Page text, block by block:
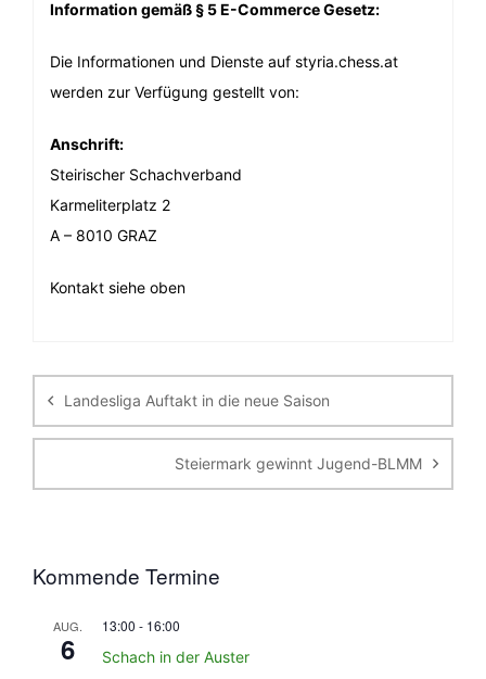
Information gemäß § 5 E-Commerce Gesetz:
Die Informationen und Dienste auf styria.chess.at
werden zur Verfügung gestellt von:
Anschrift:
Steirischer Schachverband
Karmeliterplatz 2
A – 8010 GRAZ
Kontakt siehe oben
Landesliga Auftakt in die neue Saison
Steiermark gewinnt Jugend-BLMM
Kommende Termine
AUG.
6
13:00 - 16:00
Schach in der Auster